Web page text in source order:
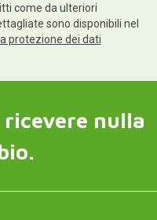
come da ulteriori
sono disponibili nel
protezione dei dati
ricevere nulla